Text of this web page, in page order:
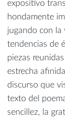
expositivo
hondamente
jugando con la
tendencias de
piezas
estrecha
discurso que
texto del
sencillez, la